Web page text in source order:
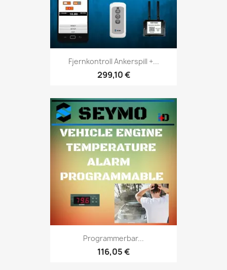
Fjernkontroll Ankerspill +...
299,10 €
Programmerbar...
116,05 €